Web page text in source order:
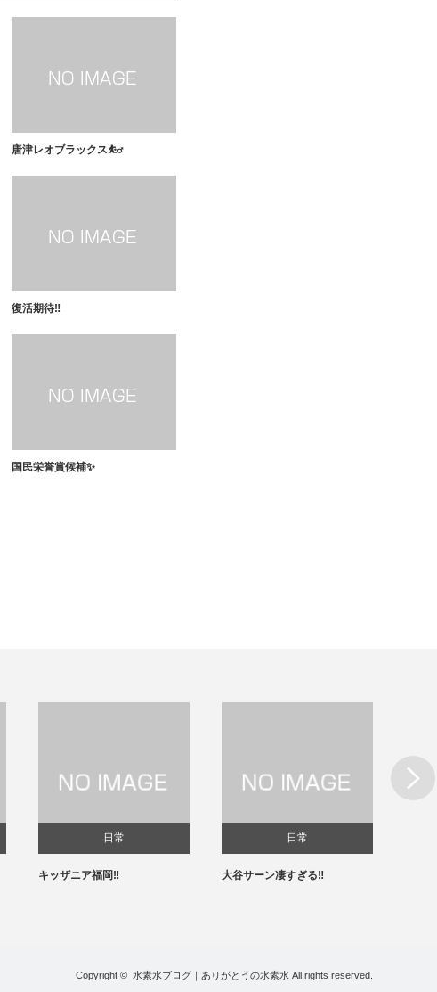
唐津レオブラックス⛹️‍♂️
復活期待‼️
国民栄誉賞候補✨
日常
キッザニア福岡‼️
日常
大谷サーン凄すぎる‼️
Next
Copyright © 水素水ブログ｜ありがとうの水素水 All rights reserved.